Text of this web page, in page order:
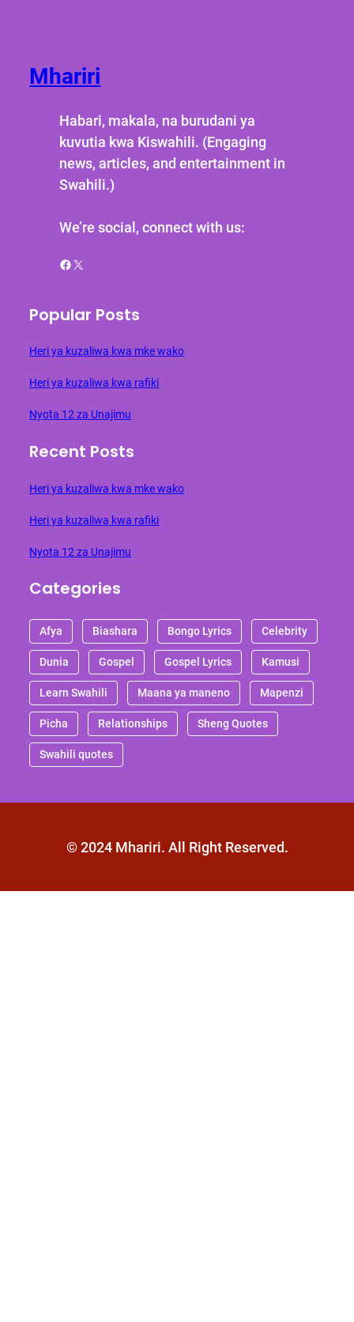
Mhariri
Habari, makala, na burudani ya
kuvutia kwa Kiswahili. (Engaging
news, articles, and entertainment in
Swahili.)
We’re social, connect with us:
Facebook X
Popular Posts
Heri ya kuzaliwa kwa mke wako
Heri ya kuzaliwa kwa rafiki
Nyota 12 za Unajimu
Recent Posts
Heri ya kuzaliwa kwa mke wako
Heri ya kuzaliwa kwa rafiki
Nyota 12 za Unajimu
Categories
Afya Biashara Bongo Lyrics Celebrity
Dunia Gospel Gospel Lyrics Kamusi
Learn Swahili Maana ya maneno Mapenzi
Picha Relationships Sheng Quotes
Swahili quotes
© 2024 Mhariri. All Right Reserved.